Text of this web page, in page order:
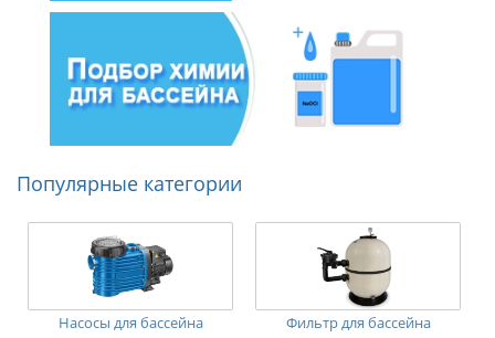
Популярные категории
Насосы для бассейна Фильтр для бассейна